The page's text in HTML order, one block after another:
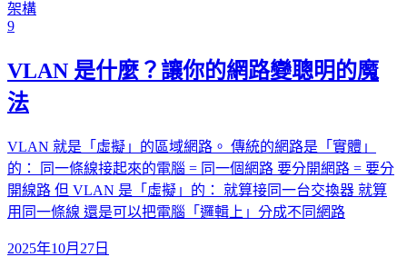
架構
9
VLAN 是什麼？讓你的網路變聰明的魔
法
VLAN 就是「虛擬」的區域網路。 傳統的網路是「實體」
的： 同一條線接起來的電腦 = 同一個網路 要分開網路 = 要分
開線路 但 VLAN 是「虛擬」的： 就算接同一台交換器 就算
用同一條線 還是可以把電腦「邏輯上」分成不同網路
2025年10月27日